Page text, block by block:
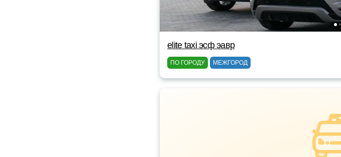
elite taxi эсф эавр
ПО ГОРОДУ МЕЖГОРОД